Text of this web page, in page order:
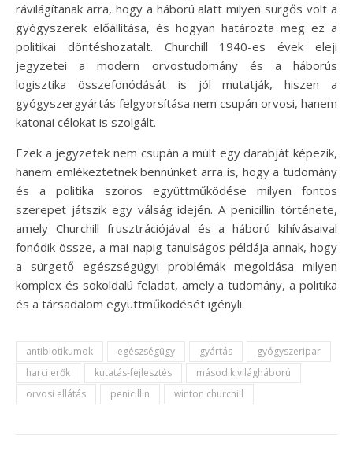
rávilágítanak arra, hogy a háború alatt milyen sürgős volt a
gyógyszerek előállítása, és hogyan határozta meg ez a
politikai döntéshozatalt. Churchill 1940-es évek eleji
jegyzetei a modern orvostudomány és a háborús
logisztika összefonódását is jól mutatják, hiszen a
gyógyszergyártás felgyorsítása nem csupán orvosi, hanem
katonai célokat is szolgált.
Ezek a jegyzetek nem csupán a múlt egy darabját képezik,
hanem emlékeztetnek bennünket arra is, hogy a tudomány
és a politika szoros együttműködése milyen fontos
szerepet játszik egy válság idején. A penicillin története,
amely Churchill frusztrációjával és a háború kihívásaival
fonódik össze, a mai napig tanulságos példája annak, hogy
a sürgető egészségügyi problémák megoldása milyen
komplex és sokoldalú feladat, amely a tudomány, a politika
és a társadalom együttműködését igényli.
antibiotikumok egészségügy gyártás
gyógyszeripar
harci erők
kutatás-fejlesztés
második világháború
orvosi ellátás
penicillin winton churchill